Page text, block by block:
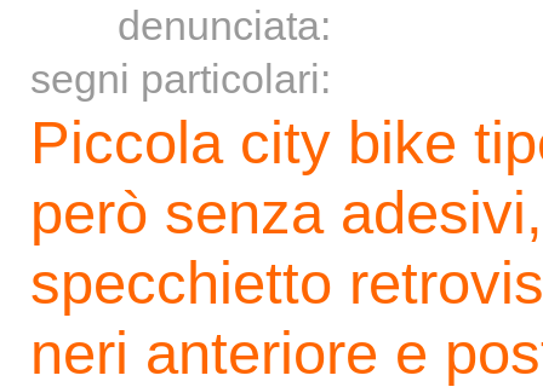
denunciata:
segni particolari:
Piccola city bike
però senza
specchietto
neri anteriore e